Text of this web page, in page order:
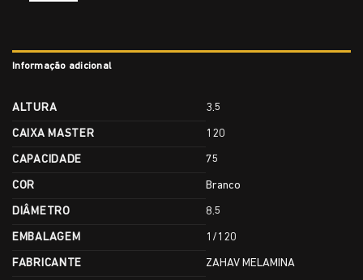
Informação adicional
ALTURA 3.5
CAIXA MASTER 120
CAPACIDADE 75
COR Branco
DIÂMETRO 8.5
EMBALAGEM 1/120
FABRICANTE ZAHAV MELAMINA